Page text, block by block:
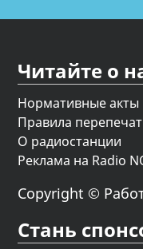
Читайте о
Нормативные акты
Правила
О радиостанции
Реклама на Radio
Copyright ©
Стань